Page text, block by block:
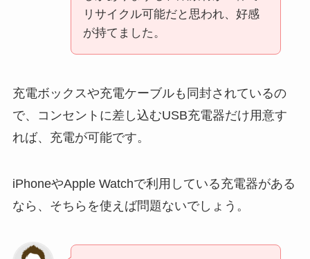
リサイクル可能だと思われ、好感
が持てました。
充電ボックスや充電ケーブルも同封されているの
で、コンセントに差し込むUSB充電器だけ用意す
れば、充電が可能です。
iPhoneやApple Watchで利用している充電器がある
なら、そちらを使えば問題ないでしょう。